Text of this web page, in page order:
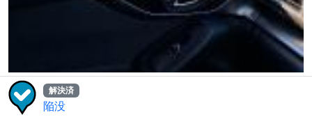
解決済
陥没